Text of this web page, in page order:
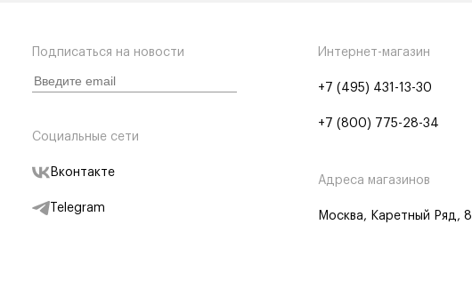
Подписаться на новости
Социальные сети
Вконтакте
Telegram
Интернет-магазин
+7 (495) 431-13-30
+7 (800) 775-28-34
Адреса магазинов
Москва, Каретный Ряд, 8